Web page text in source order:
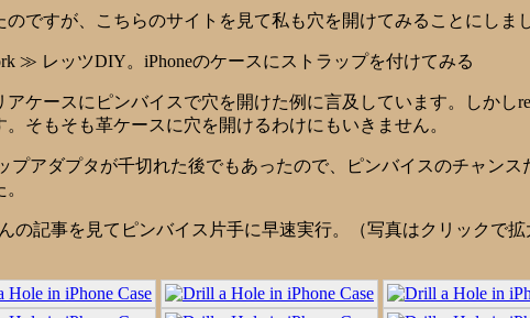
ですが、こちらのサイトを見て私も穴を開けてみることにしま
≫ レッツDIY。iPhoneのケースにストラップを付けてみる
ケースにピンバイスで穴を開けた例に言及しています。しかし
そもそも革ケースに穴を開けるわけにもいきません。
プアダプタが千切れた後でもあったので、ピンバイスのチャン
んの記事を見てピンバイス片手に早速実行。（写真はクリックで